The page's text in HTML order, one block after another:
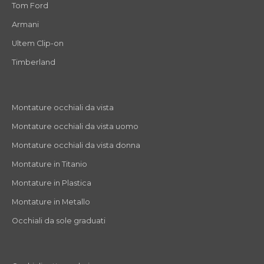
Tom Ford
Armani
Ultem Clip-on
Timberland
Montature occhiali da vista
Montature occhiali da vista uomo
Montature occhiali da vista donna
Montature in Titanio
Montature in Plastica
Montature in Metallo
Occhiali da sole graduati